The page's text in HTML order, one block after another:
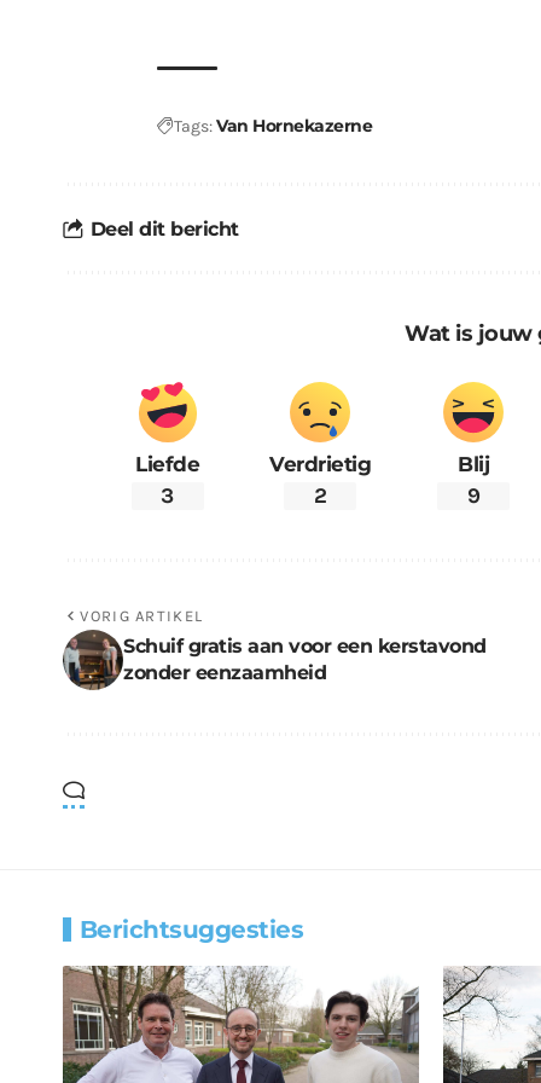
Tags:Van Hornekazerne
Deel dit bericht
Wat is jouw
Liefde
3
Verdrietig
2
Blij
9
VORIG ARTIKEL
Schuif gratis aan voor een kerstavond
zonder eenzaamheid
Berichtsuggesties